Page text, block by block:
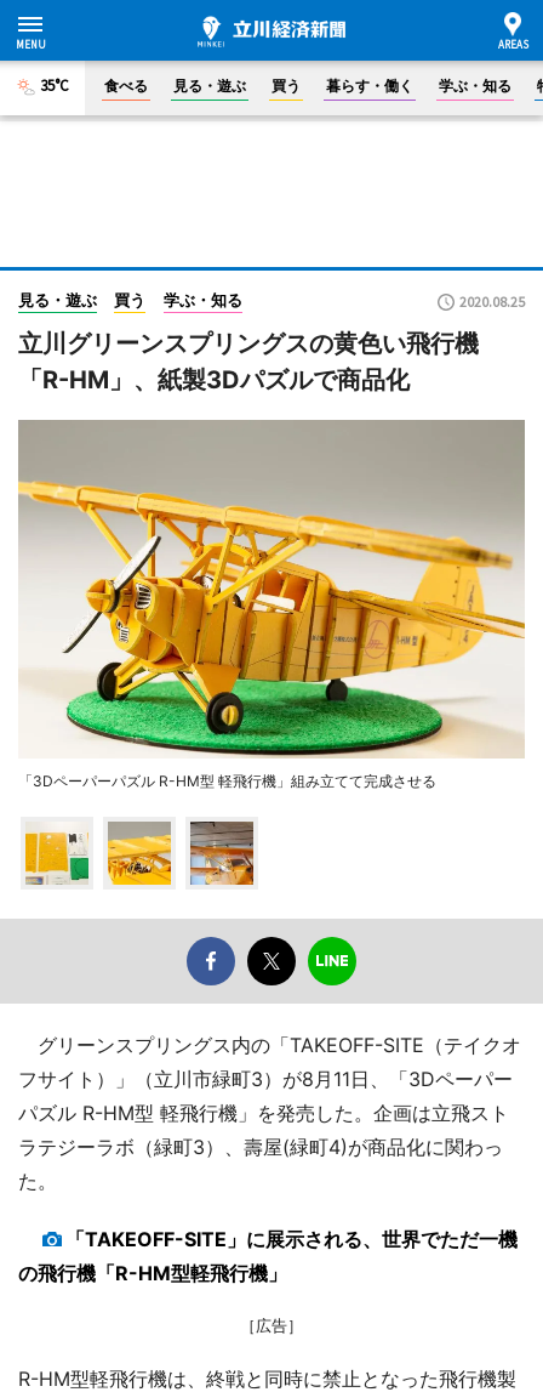
35°C 食べる 見る・遊ぶ 買う 暮らす・働く 学ぶ・知る
見る・遊ぶ 買う 学ぶ・知る 2020.08.25
立川グリーンスプリングスの黄色い飛行機
「R-HM」、紙製3Dパズルで商品化
「3Dペーパーパズル R-HM型 軽飛行機」組み立てて完成させる
グリーンスプリングス内の「TAKEOFF-SITE（テイクオ
フサイト）」（立川市緑町3）が8月11日、「3Dペーパー
パズル R-HM型 軽飛行機」を発売した。企画は立飛スト
ラテジーラボ（緑町3）、壽屋(緑町4)が商品化に関わっ
た。
「TAKEOFF-SITE」に展示される、世界でただ一機
の飛行機「R-HM型軽飛行機」
［広告］
R-HM型軽飛行機は、終戦と同時に禁止となった飛行機製